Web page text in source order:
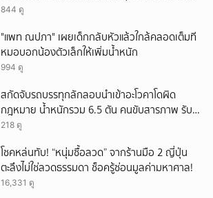
แม่สอด
844 ดู
"แพท ณปภา" เผยเด็กกลับหัวแล้วใกล้คลอดเต็มที
หมอบอกน้องตัวเล็กให้เพิ่มน้ำหนัก
994 ดู
สกัดจับรถบรรทุกลักลอบนำเข้าอะโวคาโดผิด
กฎหมาย น้ำหนักรวม 6.5 ตัน คนขับสารภาพ รับ
ค่าจ้างเที่ยวละ 5,000 บาท
218 ดู
โชคหล่นทับ! “หนุ่มซื้อลวด” จากร้านมือ 2 ญี่ปุ่น
ตะลึงไม่ใช่ลวดธรรมดา ช็อครู้ซ่อนมูลค่ามหาศาล!
16,331 ดู